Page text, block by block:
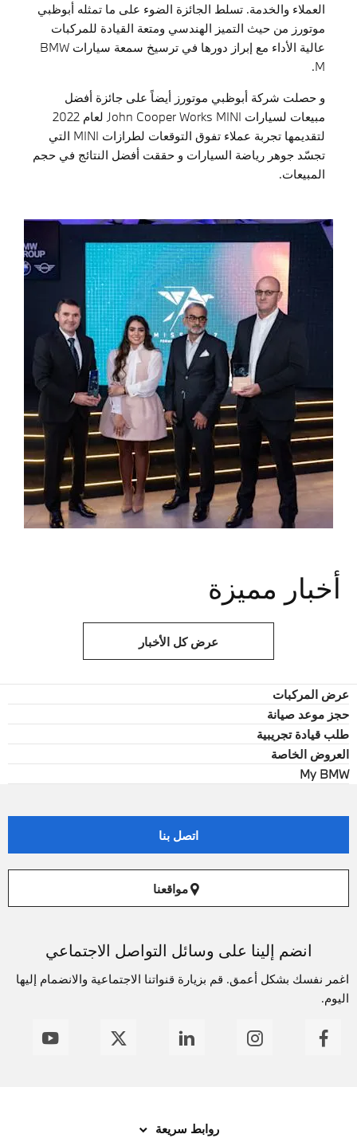
العملاء والخدمة. تسلط الجائزة الضوء على ما تمثله أبوظبي
موتورز من حيث التميز الهندسي ومتعة القيادة للمركبات
عالية الأداء مع إبراز دورها في ترسيخ سمعة سيارات BMW
M.
و حصلت شركة أبوظبي موتورز أيضاً على جائزة أفضل
مبيعات لسيارات John Cooper Works MINI لعام 2022
لتقديمها تجربة عملاء تفوق التوقعات لطرازات MINI التي
تجسّد جوهر رياضة السيارات و حققت أفضل النتائج في حجم
المبيعات.
أخبار مميزة
عرض كل الأخبار
عرض المركبات
حجز موعد صيانة
طلب قيادة تجريبية
العروض الخاصة
My BMW
اتصل بنا
مواقعنا
انضم إلينا على وسائل التواصل الاجتماعي
اغمر نفسك بشكل أعمق. قم بزيارة قنواتنا الاجتماعية والانضمام إليها
اليوم.
روابط سريعة